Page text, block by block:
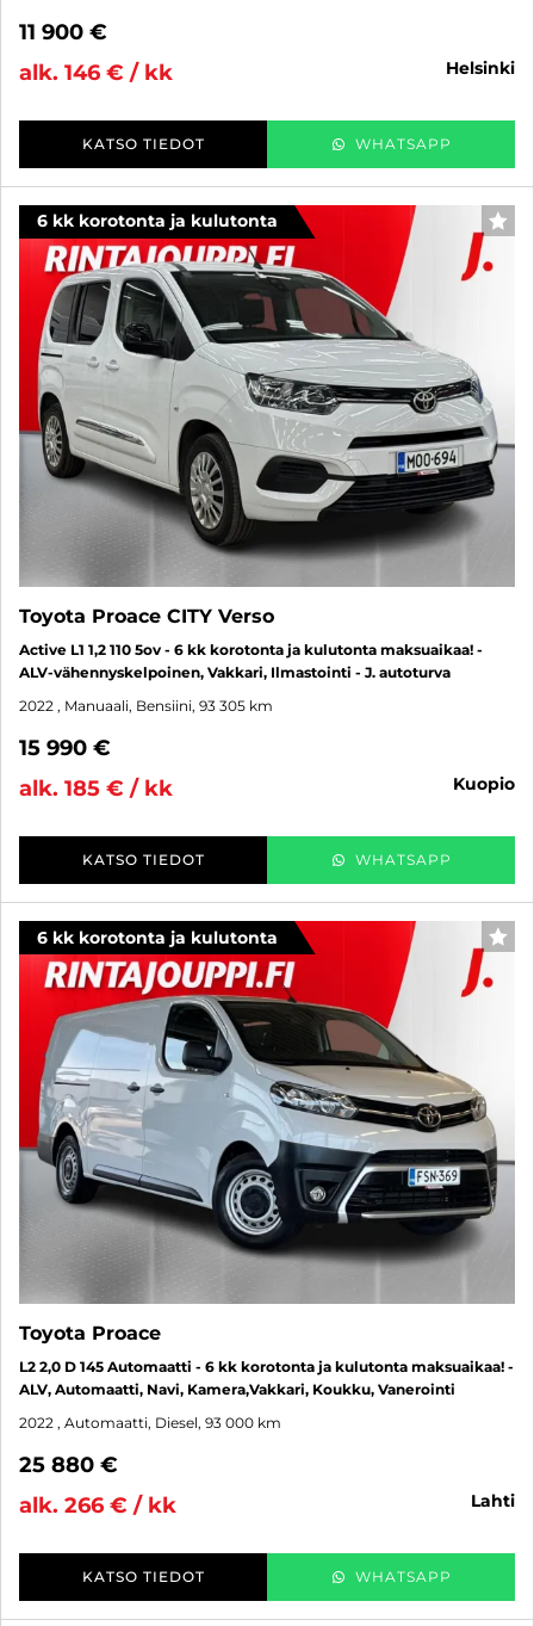
11 900 €
alk. 146 € / kk
helsinki
KATSO TIEDOT WHATSAPP
6 kk korotonta ja kulutonta
Toyota Proace CITY Verso
Active L1 1,2 110 5ov - 6 kk korotonta ja kulutonta maksuaikaa! -
ALV-vähennyskelpoinen, Vakkari, Ilmastointi - J. autoturva
2022 , Manuaali, Bensiini, 93 305 km
15 990 €
alk. 185 € / kk
kuopio
KATSO TIEDOT WHATSAPP
6 kk korotonta ja kulutonta
Toyota Proace
L2 2,0 D 145 Automaatti - 6 kk korotonta ja kulutonta maksuaikaa! -
ALV, Automaatti, Navi, Kamera,Vakkari, Koukku, Vanerointi
2022 , Automaatti, Diesel, 93 000 km
25 880 €
alk. 266 € / kk
lahti
KATSO TIEDOT WHATSAPP